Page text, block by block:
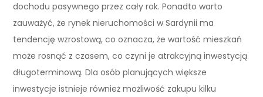
dochodu pasywnego przez cały rok. Ponadto warto
zauważyć, że rynek nieruchomości w Sardynii ma
tendencję wzrostową, co oznacza, że wartość mieszkań
może rosnąć z czasem, co czyni je atrakcyjną inwestycją
długoterminową. Dla osób planujących większe
inwestycje istnieje również możliwość zakupu kilku